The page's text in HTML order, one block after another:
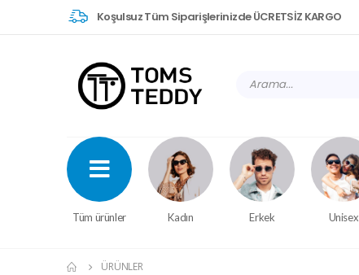
Koşulsuz Tüm Siparişlerinizde ÜCRETSİZ KARGO
Tüm ürünler Kadın Erkek Unisex
ÜRÜNLER